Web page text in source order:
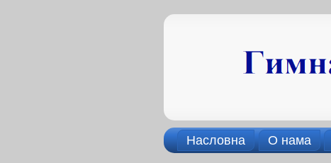
Насловна О нама